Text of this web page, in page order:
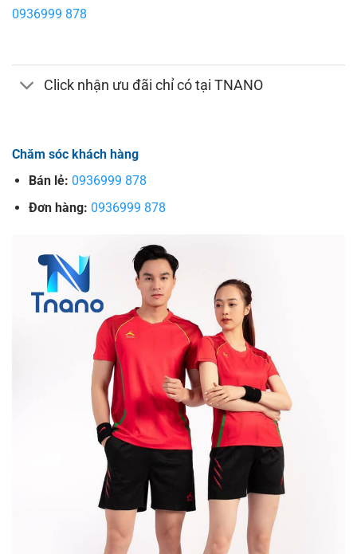
0936999 878
Click nhận ưu đãi chỉ có tại TNANO
Chăm sóc khách hàng
Bán lẻ: 0936999 878
Đơn hàng: 0936999 878